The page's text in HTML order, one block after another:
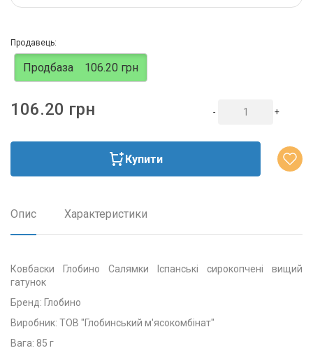
Продавець:
Продбаза 106.20 грн
106.20 грн - +
Купити
Опис Характеристики
Ковбаски Глобино Салямки Іспанські сирокопчені вищий
гатунок
Бренд: Глобино
Виробник: ТОВ "Глобинський м'ясокомбінат"
Вага: 85 г